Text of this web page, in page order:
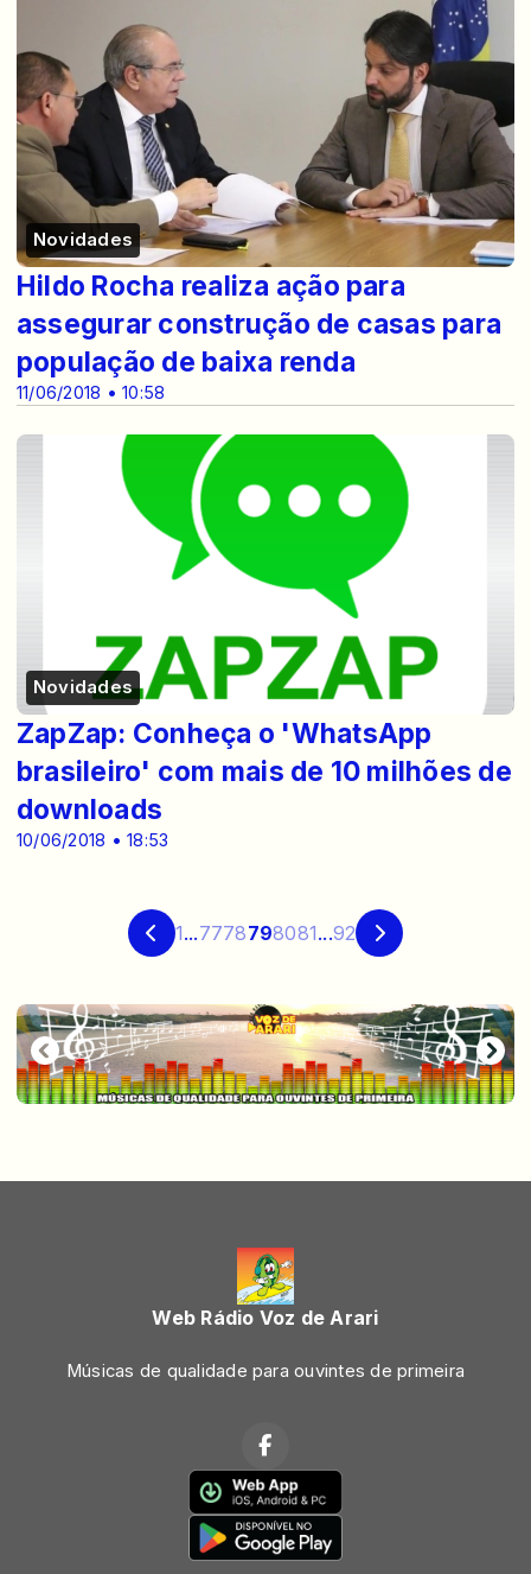
Novidades
11/06/2018 • 10:58
Hildo Rocha realiza ação para
assegurar construção de casas para
população de baixa renda
Novidades
10/06/2018 • 18:53
ZapZap: Conheça o 'WhatsApp
brasileiro' com mais de 10 milhões de
downloads
1...7778798081...92
Web Rádio Voz de Arari
Músicas de qualidade para ouvintes de primeira